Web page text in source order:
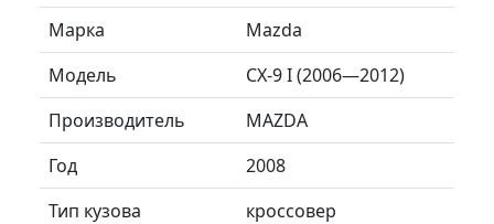
Марка
Mazda
Модель
CX-9 I (2006—2012)
Производитель
MAZDA
Год
2008
Тип кузова
кроссовер